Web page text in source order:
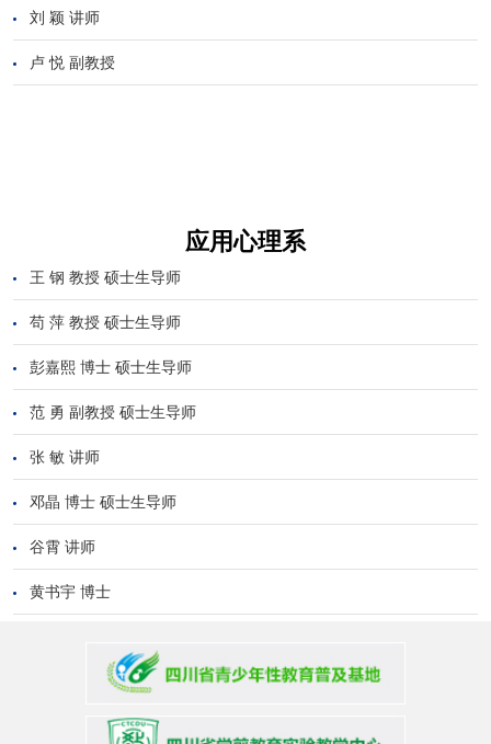
刘 颖 讲师
卢 悦 副教授
应用心理系
王 钢 教授 硕士生导师
苟 萍 教授 硕士生导师
彭嘉熙 博士 硕士生导师
范 勇 副教授 硕士生导师
张 敏 讲师
邓晶 博士 硕士生导师
谷霄 讲师
黄书宇 博士